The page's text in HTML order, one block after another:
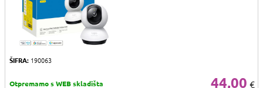
ŠIFRA: 190063
Otpremamo s WEB skladišta
44,00 €